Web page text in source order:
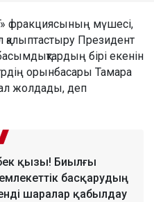
фракциясының мүшесі,
қалыптастыру Президент
бірі екенін
орынбасары Тамара
жолдады, деп
қызы! Биылғы
басқарудың
шаралар қабылдау